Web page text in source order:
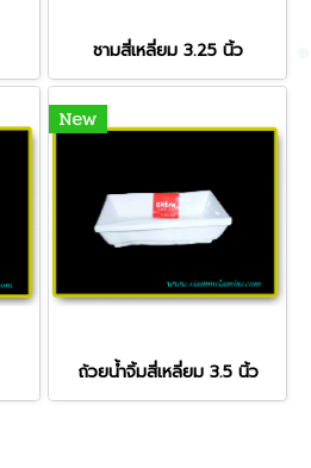
ชามสี่เหลี่ยม 3.25 นิ้ว
New
ถ้วยน้ำจิ้มสี่เหลี่ยม 3.5 นิ้ว